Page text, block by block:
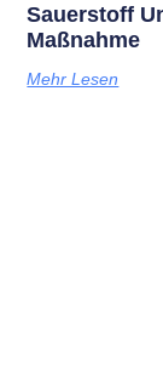
Sauerstoff
Maßnahme
Mehr Lesen